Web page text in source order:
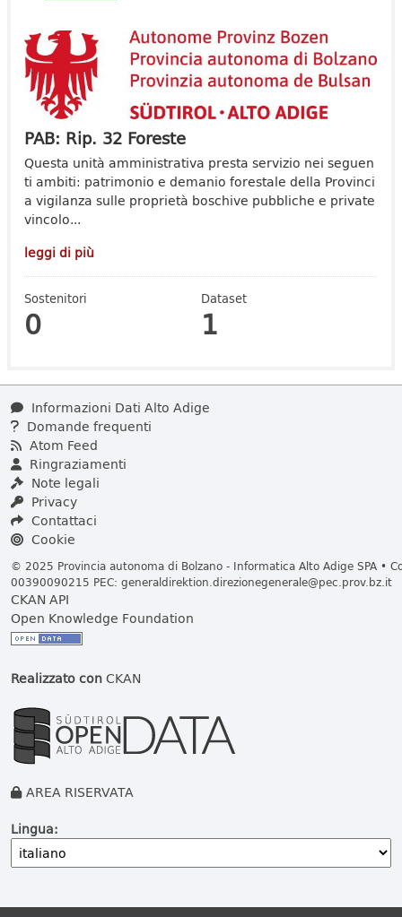
PAB: Rip. 32 Foreste
Questa unità amministrativa presta servizio nei seguen
ti ambiti: patrimonio e demanio forestale della Provinci
a vigilanza sulle proprietà boschive pubbliche e private
vincolo...
leggi di più
Sostenitori
0
Dataset
1
Informazioni Dati Alto Adige
Domande frequenti
Atom Feed
Ringraziamenti
Note legali
Privacy
Contattaci
Cookie
© 2025 Provincia autonoma di Bolzano - Informatica Alto Adige SPA •
00390090215 PEC: generaldirektion.direzionegenerale@pec.prov.bz.it
CKAN API
Open Knowledge Foundation
Realizzato conCKAN
AREA RISERVATA
Lingua